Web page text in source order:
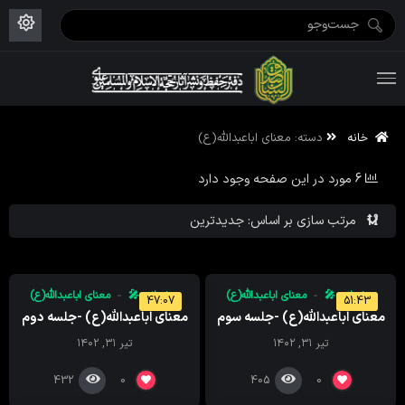
خانه دسته: معنای اباعبدالله(ع)
مرتب سازی بر اساس: جدیدترین
6 مورد در این صفحه وجود دارد
51:43
سخنرانی 🎤 معنای اباعبدالله(ع)
معنای اباعبدالله(ع) -جلسه سوم
تیر ۳۱, ۱۴۰۲
0
405
47:07
سخنرانی 🎤 معنای اباعبدالله(ع)
معنای اباعبدالله(ع) -جلسه دوم
تیر ۳۱, ۱۴۰۲
0
432